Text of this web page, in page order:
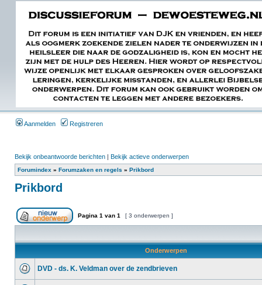
Aanmelden Registreren
Bekijk onbeantwoorde berichten | Bekijk actieve onderwerpen
Forumindex » Forumzaken en regels » Prikbord
Prikbord
Pagina 1 van 1 [ 3 onderwerpen ]
Onderwerpen
DVD - ds. K. Veldman over de zendbrieven